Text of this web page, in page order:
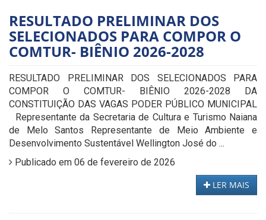
RESULTADO PRELIMINAR DOS
SELECIONADOS PARA COMPOR O
COMTUR- BIÊNIO 2026-2028
RESULTADO PRELIMINAR DOS SELECIONADOS PARA
COMPOR O COMTUR- BIÊNIO 2026-2028 DA
CONSTITUIÇÃO DAS VAGAS PODER PÚBLICO MUNICIPAL
Representante da Secretaria de Cultura e Turismo Naiana
de Melo Santos Representante de Meio Ambiente e
Desenvolvimento Sustentável Wellington José do ...
Publicado em 06 de fevereiro de 2026
LER MAIS